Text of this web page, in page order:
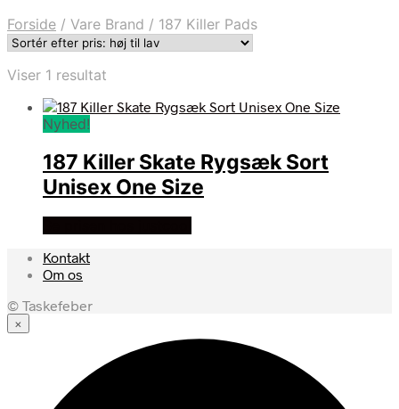
Forside / Vare Brand / 187 Killer Pads
Viser 1 resultat
Nyhed!
187 Killer Skate Rygsæk Sort
Unisex One Size
Kontakt
Om os
© Taskefeber
×